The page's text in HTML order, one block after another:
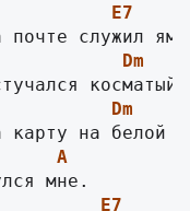
E7
Dm
Dm
A
E7